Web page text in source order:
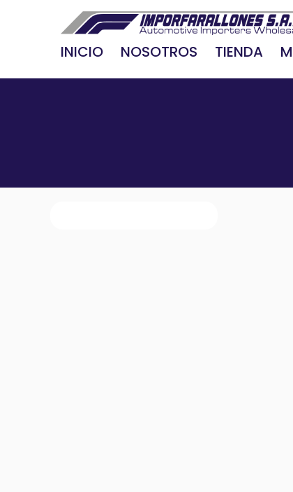
INICIO NOSOTROS TIENDA